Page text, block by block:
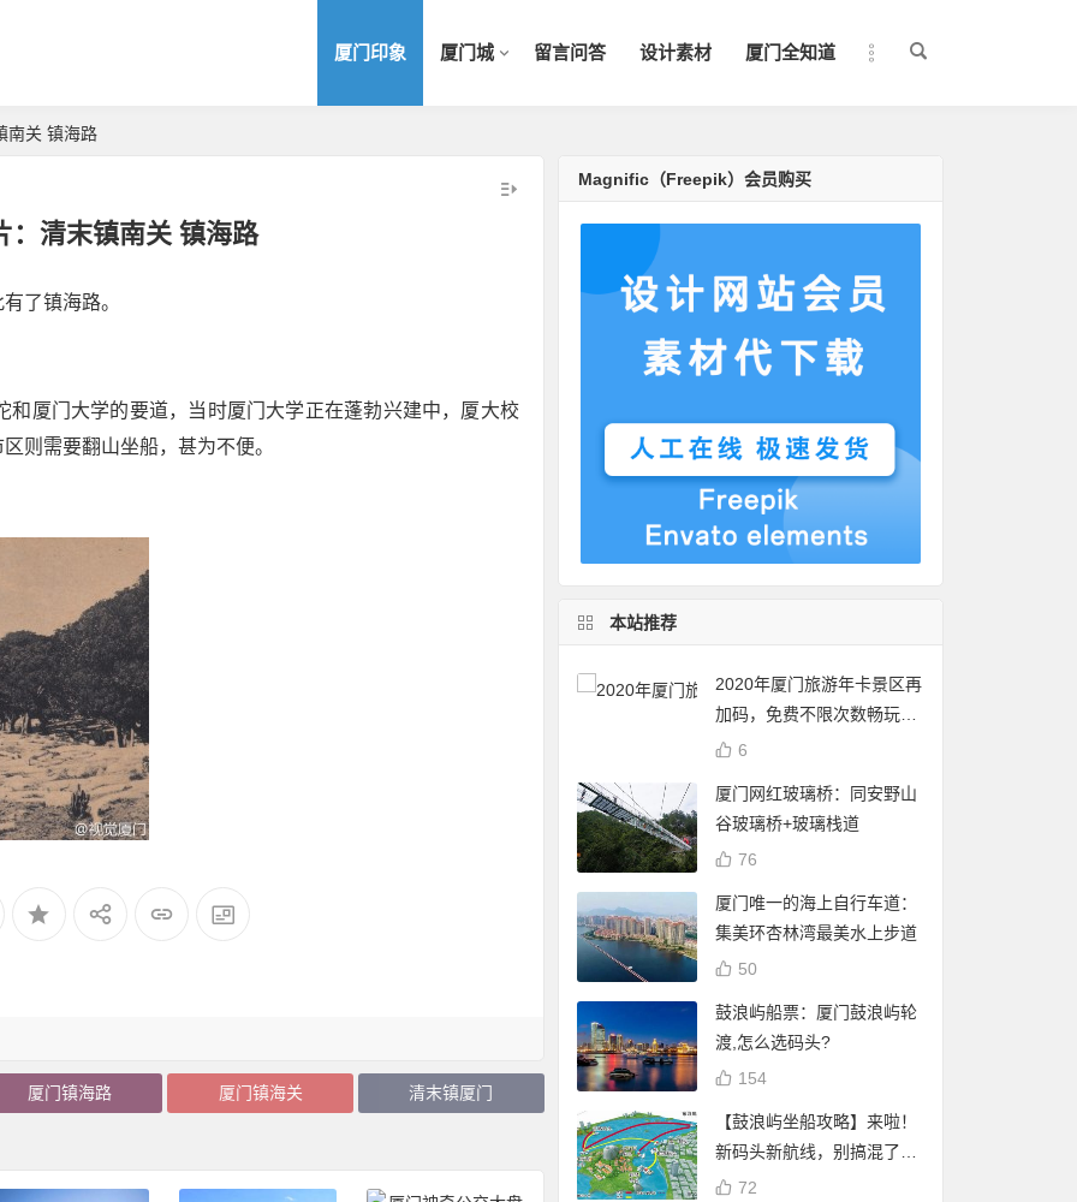
厦门印象 厦门城 留言问答 设计素材 厦门全知道
南关 镇海路
：清末镇南关 镇海路
了镇海路。
厦门大学的要道，当时厦门大学正在蓬勃兴建中，厦大校
则需要翻山坐船，甚为不便。
厦门镇海路 厦门镇海关 清末镇厦门
Magnific（Freepik）会员购买
本站推荐
2020年厦门旅游年卡景区再
加码，免费不限次数畅玩24
个景点
6
厦门网红玻璃桥：同安野山
谷玻璃桥+玻璃栈道
76
厦门唯一的海上自行车道：
集美环杏林湾最美水上步道
50
鼓浪屿船票：厦门鼓浪屿轮
渡,怎么选码头?
154
【鼓浪屿坐船攻略】来啦！
新码头新航线，别搞混了
哦！72